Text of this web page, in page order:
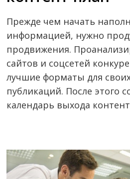
Прежде чем начать
информацией, нужно
продвижения.
сайтов и соцсетей
лучшие форматы для
публикаций. После этого
календарь выхода